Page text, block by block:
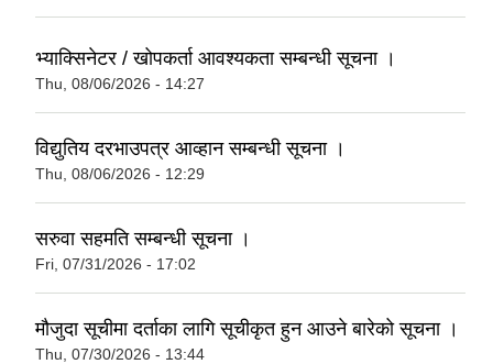
भ्याक्सिनेटर / खोपकर्ता आवश्यकता सम्बन्धी सूचना ।
Thu, 08/06/2026 - 14:27
विद्युतिय दरभाउपत्र आव्हान सम्बन्धी सूचना ।
Thu, 08/06/2026 - 12:29
सरुवा सहमति सम्बन्धी सूचना ।
Fri, 07/31/2026 - 17:02
मौजुदा सूचीमा दर्ताका लागि सूचीकृत हुन आउने बारेको सूचना ।
Thu, 07/30/2026 - 13:44